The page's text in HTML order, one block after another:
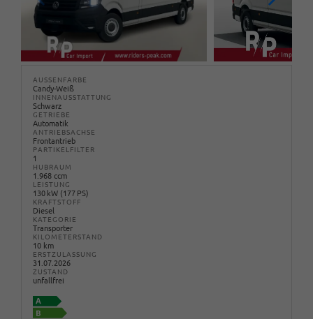
AUSSENFARBE
Candy-Weiß
INNENAUSSTATTUNG
Schwarz
GETRIEBE
Automatik
ANTRIEBSACHSE
Frontantrieb
PARTIKELFILTER
1
HUBRAUM
1.968 ccm
LEISTUNG
130 kW (177 PS)
KRAFTSTOFF
Diesel
KATEGORIE
Transporter
KILOMETERSTAND
10 km
ERSTZULASSUNG
31.07.2026
ZUSTAND
unfallfrei